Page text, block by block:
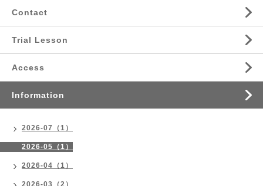
Contact
Trial Lesson
Access
Information
2026-07（1）
2026-05（1）
2026-04（1）
2026-03（2）